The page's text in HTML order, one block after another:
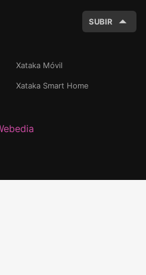
SUBIR
Xataka Móvil
Xataka Smart Home